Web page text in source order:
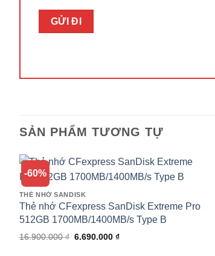
SẢN PHẨM TƯƠNG TỰ
-60%
THẺ NHỚ SANDISK
Thẻ nhớ CFexpress SanDisk Extreme Pro
512GB 1700MB/1400MB/s Type B
16.900.000₫ Giá
6.690.000₫Giá